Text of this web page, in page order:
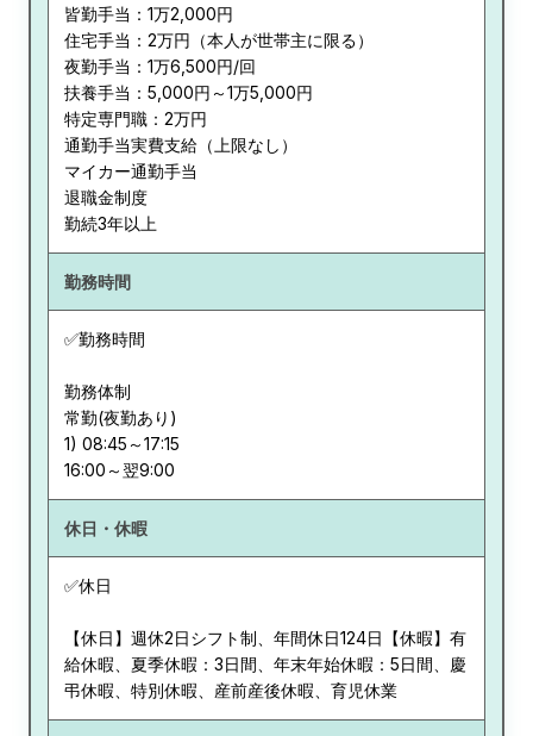
皆勤手当：1万2,000円
住宅手当：2万円（本人が世帯主に限る）
夜勤手当：1万6,500円/回
扶養手当：5,000円～1万5,000円
特定専門職：2万円
通勤手当実費支給（上限なし）
マイカー通勤手当
退職金制度
勤続3年以上
勤務時間
✅勤務時間
勤務体制
常勤(夜勤あり)
1) 08:45～17:15
休日・休暇
✅休日
【休日】週休2日シフト制、年間休日124日【休暇】有
給休暇、夏季休暇：3日間、年末年始休暇：5日間、慶
弔休暇、特別休暇、産前産後休暇、育児休業